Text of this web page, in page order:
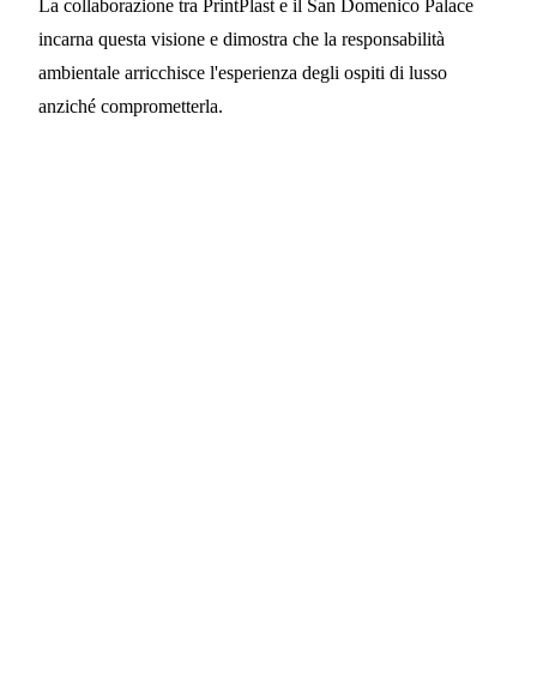
La collaborazione tra PrintPlast e il San Domenico Palace
incarna questa visione e dimostra che la responsabilità
ambientale arricchisce l'esperienza degli ospiti di lusso
anziché comprometterla.